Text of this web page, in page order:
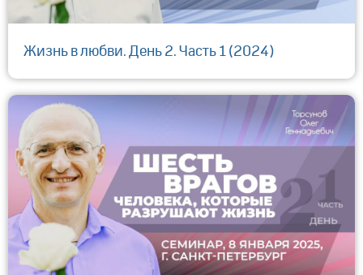
Жизнь в любви. День 2. Часть 1 (2024)